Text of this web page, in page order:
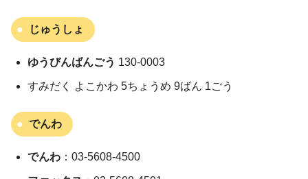
じゅうしょ
ゆうびんばんごう 130-0003
すみだく よこかわ 5ちょうめ 9ばん 1ごう
でんわ
でんわ ：03-5608-4500